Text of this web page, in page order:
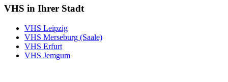
VHS in Ihrer Stadt
VHS Leipzig
VHS Merseburg (Saale)
VHS Erfurt
VHS Jemgum